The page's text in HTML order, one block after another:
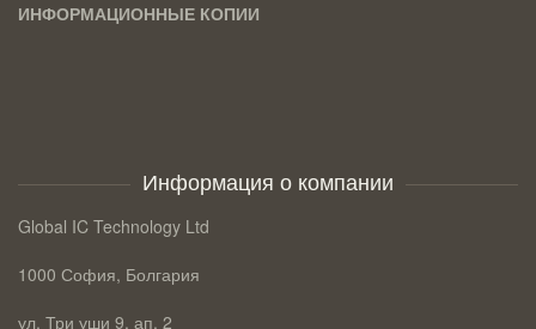
ИНФОРМАЦИОННЫЕ КОПИИ
Информация о компании
Global IC Technology Ltd
1000 София, Болгария
ул. Три уши 9, ап. 2